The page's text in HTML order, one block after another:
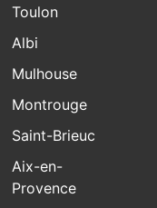
Toulon
Albi
Mulhouse
Montrouge
Saint-Brieuc
Aix-en-
Provence